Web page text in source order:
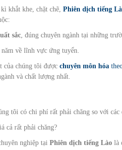
khắt khe, chặt chẽ, Phiên dịch tiếng
sắc, đúng chuyên ngành tại những
về lĩnh vực ứng tuyển.
của chúng tôi được chuyên môn hóa
và chất lượng nhất.
tôi có chi phí rất phải chăng so với các
cả rất phải chăng?
nghiệp tại Phiên dịch tiếng Lào là